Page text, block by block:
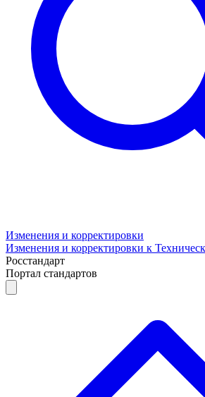
Изменения и корректировки
Изменения и корректировки к
Росстандарт
Портал стандартов